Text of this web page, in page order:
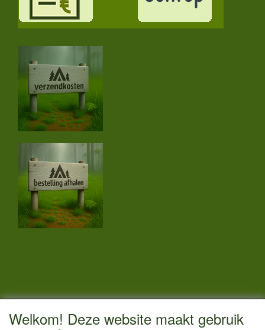
CONTACTGEGEVENS
Vestigingsadres:
Welkom! Deze website maakt gebruik